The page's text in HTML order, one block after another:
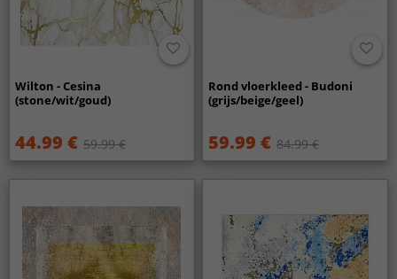
Wilton - Cesina
(stone/wit/goud)
44.99 € 59.99 €
Rond vloerkleed - Budoni
(grijs/beige/geel)
59.99 € 84.99 €